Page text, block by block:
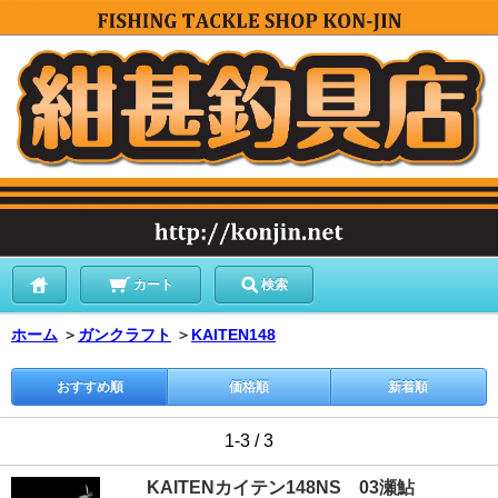
カート 検索
ホーム ＞ ガンクラフト ＞ KAITEN148
おすすめ順 価格順 新着順
1-3 / 3
KAITENカイテン148NS 03瀬鮎